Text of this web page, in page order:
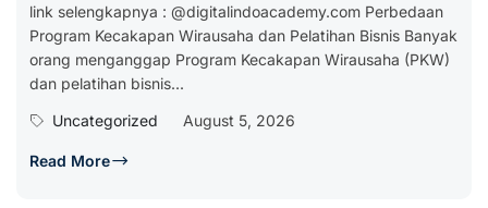
link selengkapnya : @digitalindoacademy.com Perbedaan
Program Kecakapan Wirausaha dan Pelatihan Bisnis Banyak
orang menganggap Program Kecakapan Wirausaha (PKW)
dan pelatihan bisnis...
Uncategorized
August 5, 2026
Read More